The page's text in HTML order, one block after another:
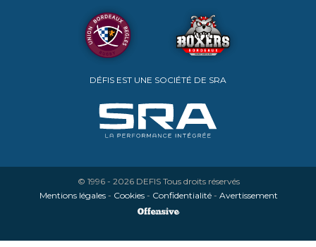
DÉFIS EST UNE SOCIÉTÉ DE SRA
© 1996 - 2026 DEFIS Tous droits réservés
Mentions légales- Cookies- Confidentialité- Avertissement